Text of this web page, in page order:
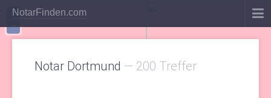
NotarFinden.com
Notar Dortmund — 200 Treffer
+
−